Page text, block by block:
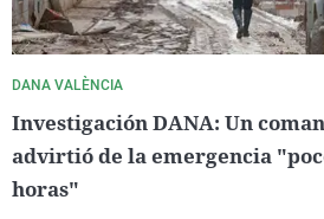
DANA VALÈNCIA
Investigación DANA: Un
advirtió de la emergencia
horas"